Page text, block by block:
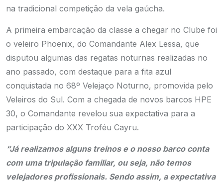
na tradicional competição da vela gaúcha.
A primeira embarcação da classe a chegar no Clube foi
o veleiro Phoenix, do Comandante Alex Lessa, que
disputou algumas das regatas noturnas realizadas no
ano passado, com destaque para a fita azul
conquistada no 68º Velejaço Noturno, promovida pelo
Veleiros do Sul. Com a chegada de novos barcos HPE
30, o Comandante revelou sua expectativa para a
participação do XXX Troféu Cayru.
“Já realizamos alguns treinos e o nosso barco conta
com uma tripulação familiar, ou seja, não temos
velejadores profissionais. Sendo assim, a expectativa